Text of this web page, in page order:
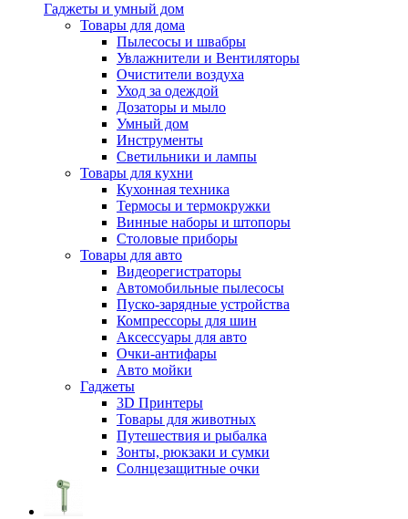
Гаджеты и умный дом
Товары для дома
Пылесосы и швабры
Увлажнители и Вентиляторы
Очистители воздуха
Уход за одеждой
Дозаторы и мыло
Умный дом
Инструменты
Светильники и лампы
Товары для кухни
Кухонная техника
Термосы и термокружки
Винные наборы и штопоры
Столовые приборы
Товары для авто
Видеорегистраторы
Автомобильные пылесосы
Пуско-зарядные устройства
Компрессоры для шин
Аксессуары для авто
Очки-антифары
Авто мойки
Гаджеты
3D Принтеры
Товары для животных
Путешествия и рыбалка
Зонты, рюкзаки и сумки
Солнцезащитные очки